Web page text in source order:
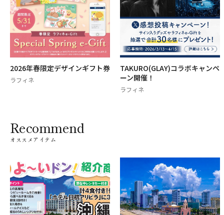
2026年春限定デザインギフト券
ラフィネ
TAKURO(GLAY)コラボキャンペ
ーン開催！
ラフィネ
Recommend
オススメアイテム